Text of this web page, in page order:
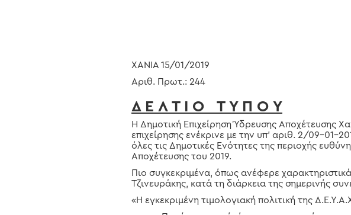
ΧΑΝΙΑ 15/01 /2019
Αριθ. Πρωτ.: 244
Δ Ε Λ Τ Ι Ο Τ Υ Π Ο Υ
Η Δημοτική Επιχείρηση Ύδρευσης Αποχέτευσης
επιχείρησης ενέκρινε με την υπ’ αριθ. 2/09-
όλες τις Δημοτικές Ενότητες της περιοχής
Αποχέτευσης του 2019.
Πιο συγκεκριμένα, όπως ανέφερε
Τζινευράκης, κατά τη διάρκεια της σημερινής
«Η εγκεκριμένη τιμολογιακή πολιτική της